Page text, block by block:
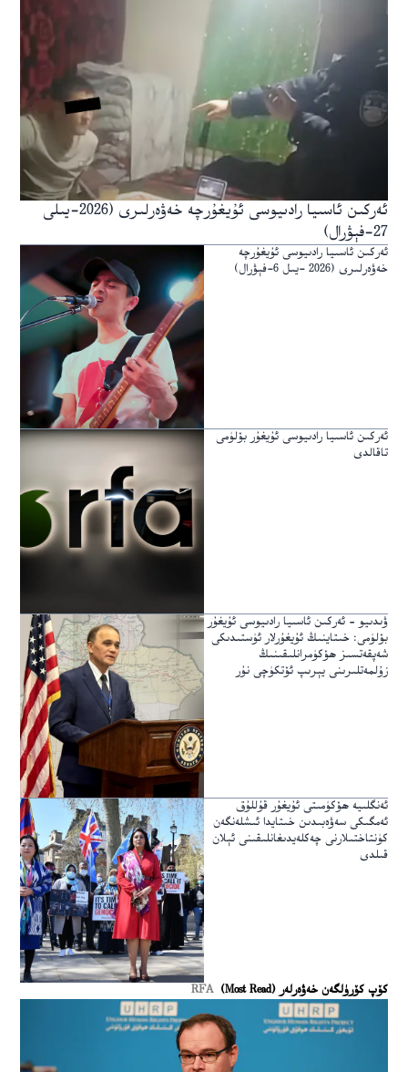
ئەركىن ئاسىيا رادىيوسى ئۇيغۇرچە خەۋەرلىرى (2026-يىلى
27-فېۋرال)
ئەركىن ئاسىيا رادىيوسى ئۇيغۇرچە
خەۋەرلىرى (2026 -يىل 6-فېۋرال)
ئەركىن ئاسىيا رادىيوسى ئۇيغۇر بۆلۈمى
تاقالدى
ۋىدىيو – ئەركىن ئاسىيا رادىيوسى ئۇيغۇر
بۆلۈمى: خىتاينىڭ ئۇيغۇرلار ئۈستىدىكى
شەپقەتسىز ھۆكۈمرانلىقىنىڭ
زۇلمەتلىرىنى يېرىپ ئۆتكۈچى نۇر
ئەنگلىيە ھۆكۈمىتى ئۇيغۇر قۇللۇق
ئەمگىكى سەۋەبىدىن خىتايدا ئىشلەنگەن
كۈنتاختىلارنى چەكلەيدىغانلىقىنى ئېلان
قىلدى
كۆپ كۆرۈلگەن خەۋەرلەر (Most Read) RFA